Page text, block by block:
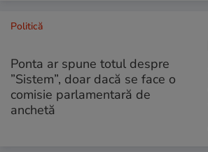
Politică
Ponta ar spune totul despre
”Sistem”, doar dacă se face o
comisie parlamentară de
anchetă